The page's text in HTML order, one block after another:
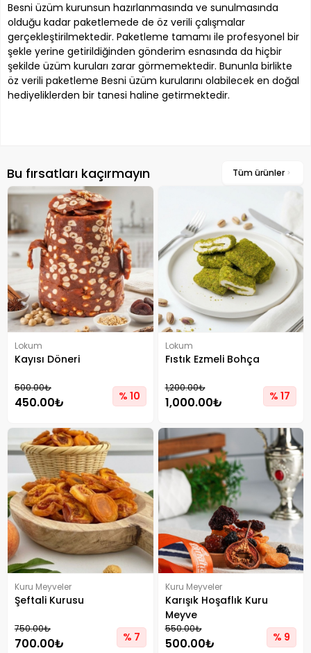
Besni üzüm kurunsun hazırlanmasında ve sunulmasında
olduğu kadar paketlemede de öz verili çalışmalar
gerçekleştirilmektedir. Paketleme tamamı ile profesyonel bir
şekle yerine getirildiğinden gönderim esnasında da hiçbir
şekilde üzüm kuruları zarar görmemektedir. Bununla birlikte
öz verili paketleme Besni üzüm kurularını olabilecek en doğal
hediyeliklerden bir tanesi haline getirmektedir.
Bu fırsatları kaçırmayın Tüm ürünler
Lokum
Kayısı Döneri
500.00₺
450.00₺ % 10
Lokum
Fıstık Ezmeli Bohça
1,200.00₺
1,000.00₺ % 17
Kuru Meyveler
Şeftali Kurusu
750.00₺
700.00₺ % 7
Kuru Meyveler
Karışık Hoşaflık Kuru
Meyve
550.00₺
500.00₺ % 9